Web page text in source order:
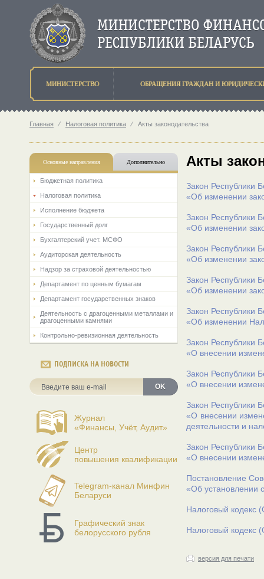
МИНИСТЕРСТВО ОБРАЩЕНИЯ ГРАЖДАН И
Главная ⁄ Налоговая политика ⁄ Акты законодательства
Основные направления Дополнительно
Бюджетная политика
Налоговая политика
Исполнение бюджета
Государственный долг
Бухгалтерский учет. МСФО
Аудиторская деятельность
Надзор за страховой деятельностью
Департамент по ценным бумагам
Департамент государственных знаков
Деятельность с драгоценными металлами и
драгоценными камнями
Контрольно-ревизионная деятельность
ПОДПИСКА НА НОВОСТИ
OK
Журнал
«Финансы, Учёт, Аудит»
Центр
повышения квалификации
Telegram-канал Минфин
Беларуси
Графический знак
белорусского рубля
Акты
Закон Республики
«Об изменении
Закон Республики
«Об изменении
Закон Республики
«Об изменении
Закон Республики
«Об изменении
Закон Республики
«Об изменении
Закон Республики
«О внесении
Закон Республики
«О внесении
Закон Республики
«О внесении
деятельности и
Закон Республики
«О внесении
Постановление
«Об установлении
Налоговый кодекс
Налоговый кодекс
версия для печати